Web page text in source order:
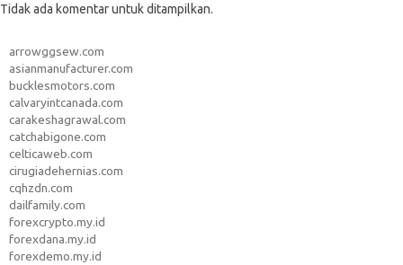
Tidak ada komentar untuk ditampilkan.
arrowggsew.com
asianmanufacturer.com
bucklesmotors.com
calvaryintcanada.com
carakeshagrawal.com
catchabigone.com
celticaweb.com
cirugiadehernias.com
cqhzdn.com
dailfamily.com
forexcrypto.my.id
forexdana.my.id
forexdemo.my.id